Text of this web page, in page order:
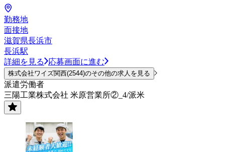
勤務地
面接地
滋賀県長浜市
長浜駅
詳細を見る
応募画面に進む
株式会社ワイズ関西(2544)のその他の求人を見る
派遣労働者
三陽工業株式会社 米原営業所②_4/派米